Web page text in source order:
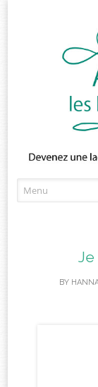
Je
BY